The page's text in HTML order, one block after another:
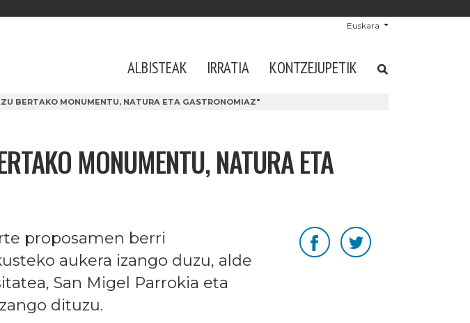
Euskara
ALBISTEAK IRRATIA KONTZEJUPETIK
BERTAKO MONUMENTU, NATURA ETA GASTRONOMIAZ"
MONUMENTU, NATURA ETA
proposamen berri
aukera izango duzu, alde
San Migel Parrokia eta
dituzu.